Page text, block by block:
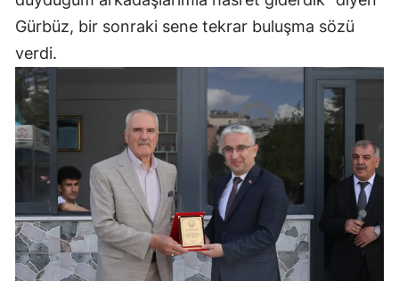
Gürbüz, bir sonraki sene tekrar buluşma sözü
verdi.